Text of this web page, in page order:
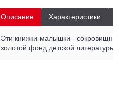
Описание Характеристики
Эти книжки-малышки -
золотой фонд детской